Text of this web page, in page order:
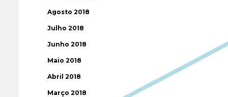
Agosto 2018
Julho 2018
Junho 2018
Maio 2018
Abril 2018
Março 2018